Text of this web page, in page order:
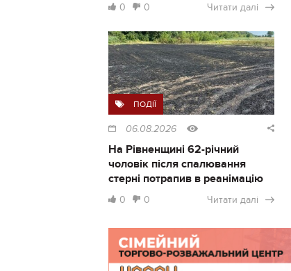
0 0 Читати далі
ПОДІЇ
06.08.2026
На Рівненщині 62-річний
чоловік після спалювання
стерні потрапив в реанімацію
0 0 Читати далі